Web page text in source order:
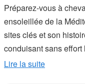
Préparez-vous à
ensoleillée de la
sites clés et son
conduisant sans effort
Commencez par
Lire la suite